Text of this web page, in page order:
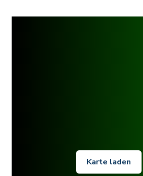
Karte laden